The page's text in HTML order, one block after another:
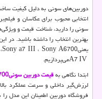
دوربین‌های سونی به دلیل کیفیت
انتخابی محبوب برای عکاسان و
سونی را دارید، شناخت قیمت و
بهترین انتخاب را داشته باشید.
یعنیSony A6700 ، Sony a7 III،
A7 IVمی‌پردازیم.
ابتدا نگاهی بهقیمت دوربین سونی
لرزش‌گیر داخلی و سرعت عملکرد